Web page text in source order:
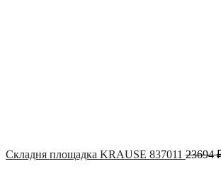
Складня площадка KRAUSE 837011 23694